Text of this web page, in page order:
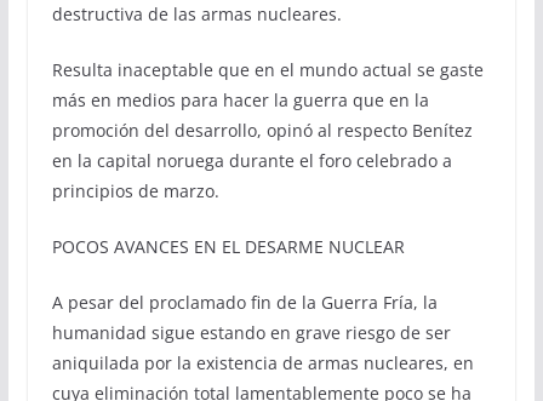
destructiva de las armas nucleares.
Resulta inaceptable que en el mundo actual se gaste
más en medios para hacer la guerra que en la
promoción del desarrollo, opinó al respecto Benítez
en la capital noruega durante el foro celebrado a
principios de marzo.
POCOS AVANCES EN EL DESARME NUCLEAR
A pesar del proclamado fin de la Guerra Fría, la
humanidad sigue estando en grave riesgo de ser
aniquilada por la existencia de armas nucleares, en
cuya eliminación total lamentablemente poco se ha